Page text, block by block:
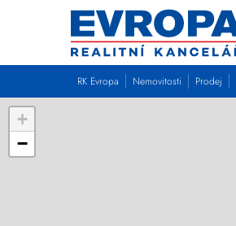
RK Evropa Nemovitosti Prodej
+
−